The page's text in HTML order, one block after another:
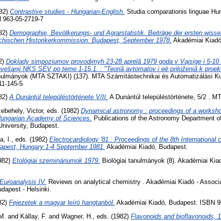
Contrastive studies - Hungarian-English. Studia comparationis linguae
05-2719-7
Demographie, Bevölkerungs- und Agrarstatistik. Beiträge der ersten
Historikerkommission. Budapest, September 1978. Akadémiai
Doklady simpoziumov provodimyh 23-28 aprelâ 1979 goda v Vajsige i 5-
NKS SÈV po teme 1-15.1. : "Teoriâ avtomatov i eë priloženiâ k
(MTA SZTAKI) (137). MTA Számítástechnikai és Automatizálási
145-5
A Dunántúl településtörténete V/II. A Dunántúl településtörténete, 5/2 .
Victor, eds. (1982) Dynamical astronomy : proceedings of a
Academy of Sciences. Publications of the Astronomy Department
Budapest.
I.
, eds. (1982) Electrocardiology '81 : Proceedings of the 8th International
Hungary 1-4 September 1981. Akadémiai Kiadó, Budapest.
Etológiai szemináriumok 1979. Biológiai tanulmányok (8). Akadémiai
Euroanalysis IV. Reviews on analytical chemistry . Akadémiai Kiadó -
- Helsinki.
Fejezetek a magyar leíró hangtanból. Akadémiai Kiadó, Budapest. ISBN
and Kállay, F. and Wagner, H., eds. (1982) Flavonoids and bioflavonoids,